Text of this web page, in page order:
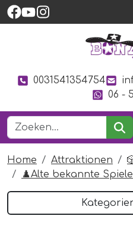
0031541354754
06 -
Home Attraktionen
♟️Alte bekannte Spiele